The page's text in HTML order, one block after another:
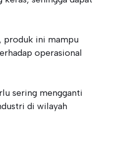
produk ini mampu
operasional
sering mengganti
di wilayah